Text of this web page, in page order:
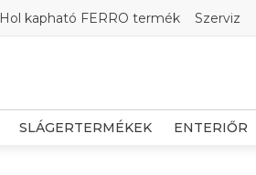
Hol kapható FERRO termék Szerviz
SLÁGERTERMÉKEK ENTERIŐR